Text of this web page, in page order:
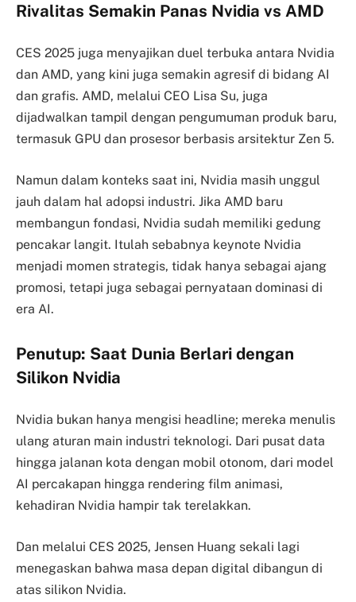
Rivalitas Semakin Panas Nvidia vs AMD
CES 2025 juga menyajikan duel terbuka antara Nvidia
dan AMD, yang kini juga semakin agresif di bidang AI
dan grafis. AMD, melalui CEO Lisa Su, juga
dijadwalkan tampil dengan pengumuman produk baru,
termasuk GPU dan prosesor berbasis arsitektur Zen 5.
Namun dalam konteks saat ini, Nvidia masih unggul
jauh dalam hal adopsi industri. Jika AMD baru
membangun fondasi, Nvidia sudah memiliki gedung
pencakar langit. Itulah sebabnya keynote Nvidia
menjadi momen strategis, tidak hanya sebagai ajang
promosi, tetapi juga sebagai pernyataan dominasi di
era AI.
Penutup: Saat Dunia Berlari dengan
Silikon Nvidia
Nvidia bukan hanya mengisi headline; mereka menulis
ulang aturan main industri teknologi. Dari pusat data
hingga jalanan kota dengan mobil otonom, dari model
AI percakapan hingga rendering film animasi,
kehadiran Nvidia hampir tak terelakkan.
Dan melalui CES 2025, Jensen Huang sekali lagi
menegaskan bahwa masa depan digital dibangun di
atas silikon Nvidia.